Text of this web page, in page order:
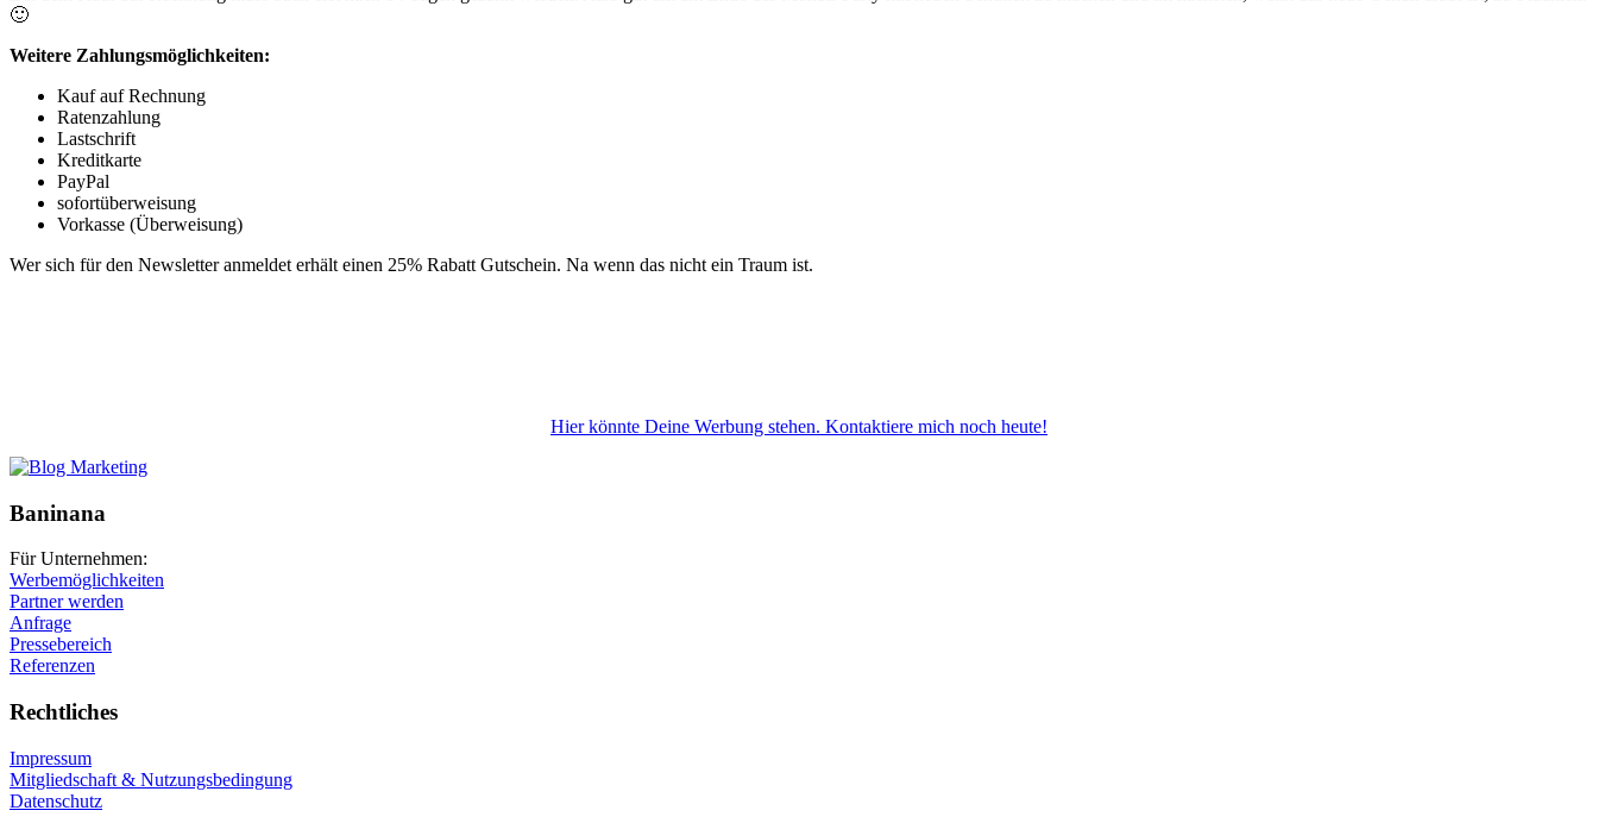
🙂
Weitere Zahlungsmöglichkeiten:
Kauf auf Rechnung
Ratenzahlung
Lastschrift
Kreditkarte
PayPal
sofortüberweisung
Vorkasse (Überweisung)
Wer sich für den Newsletter anmeldet erhält einen 25% Rabatt Gutschein. Na wenn das nicht ein Traum ist.
Hier könnte Deine Werbung stehen. Kontaktiere mich noch heute!
Baninana
Für Unternehmen:
Werbemöglichkeiten
Partner werden
Anfrage
Pressebereich
Referenzen
Rechtliches
Impressum
Mitgliedschaft & Nutzungsbedingung
Datenschutz